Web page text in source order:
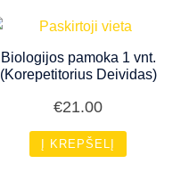
Biologijos pamoka 1 vnt.
(Korepetitorius Deividas)
€21.00
Į KREPŠELĮ